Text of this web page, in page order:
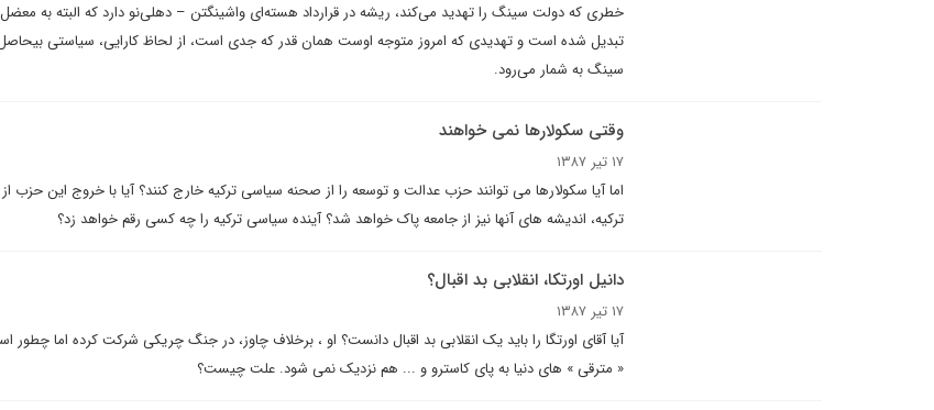
خطری که دولت سینگ را تهدید می‌کند، ریشه در قرارداد هسته‌ای واشینگتن – دهلی‌نو دارد که البته به
تبدیل شده است و تهدیدی که امروز متوجه اوست همان قدر که جدی است، از لحاظ کارایی، سیاستی
سینگ به شمار می‌رود.
وقتی سکولارها نمی خواهند
۱۷ تیر ۱۳۸۷
اما آیا سکولارها می توانند حزب عدالت و توسعه را از صحنه سیاسی ترکیه خارج کنند؟ آیا با خروج این
ترکیه، اندیشه های آنها نیز از جامعه پاک خواهد شد؟ آینده سیاسی ترکیه را چه کسی رقم خواهد زد؟
دانیل اورتکا، انقلابی بد اقبال؟
۱۷ تیر ۱۳۸۷
آیا آقای اورتگا را باید یک انقلابی بد اقبال دانست؟ او ، برخلاف چاوز، در جنگ چریکی شرکت کرده اما چطور
« مترقی » های دنیا به پای کاسترو و ... هم نزدیک نمی شود. علت چیست؟